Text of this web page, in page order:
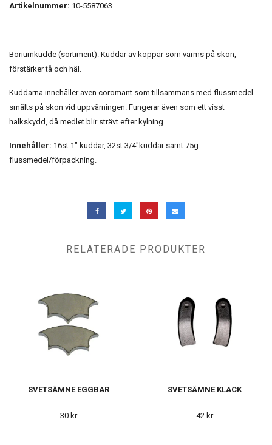
Artikelnummer: 10-5587063
Boriumkudde (sortiment). Kuddar av koppar som värms på skon,
förstärker tå och häl.
Kuddarna innehåller även coromant som tillsammans med flussmedel
smälts på skon vid uppvärningen. Fungerar även som ett visst
halkskydd, då medlet blir strävt efter kylning.
Innehåller: 16st 1" kuddar, 32st 3/4"kuddar samt 75g
flussmedel/förpackning.
RELATERADE PRODUKTER
SVETSÄMNE EGGBAR
30 kr
SVETSÄMNE KLACK
42 kr